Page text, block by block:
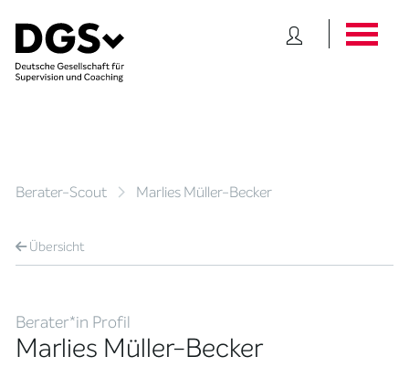
Berater-Scout Marlies Müller-Becker
Übersicht
Berater*in Profil
Marlies Müller-Becker